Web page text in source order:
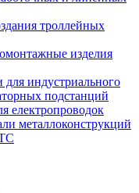
троллейных
изделия
индустриального
подстанций
електропроводок
металлоконструкций